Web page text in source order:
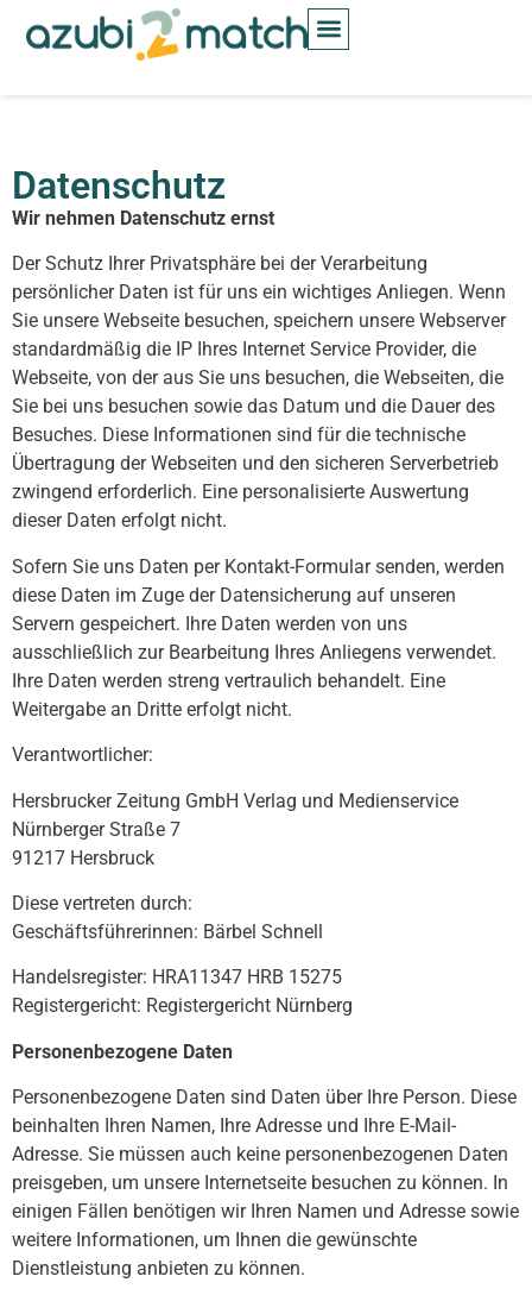
springen
Datenschutz
Wir nehmen Datenschutz ernst
Der Schutz Ihrer Privatsphäre bei der Verarbeitung
persönlicher Daten ist für uns ein wichtiges Anliegen. Wenn
Sie unsere Webseite besuchen, speichern unsere Webserver
standardmäßig die IP Ihres Internet Service Provider, die
Webseite, von der aus Sie uns besuchen, die Webseiten, die
Sie bei uns besuchen sowie das Datum und die Dauer des
Besuches. Diese Informationen sind für die technische
Übertragung der Webseiten und den sicheren Serverbetrieb
zwingend erforderlich. Eine personalisierte Auswertung
dieser Daten erfolgt nicht.
Sofern Sie uns Daten per Kontakt-Formular senden, werden
diese Daten im Zuge der Datensicherung auf unseren
Servern gespeichert. Ihre Daten werden von uns
ausschließlich zur Bearbeitung Ihres Anliegens verwendet.
Ihre Daten werden streng vertraulich behandelt. Eine
Weitergabe an Dritte erfolgt nicht.
Verantwortlicher:
Hersbrucker Zeitung GmbH Verlag und Medienservice
Nürnberger Straße 7
91217 Hersbruck
Diese vertreten durch:
Geschäftsführerinnen: Bärbel Schnell
Handelsregister: HRA11347 HRB 15275
Registergericht: Registergericht Nürnberg
Personenbezogene Daten
Personenbezogene Daten sind Daten über Ihre Person. Diese
beinhalten Ihren Namen, Ihre Adresse und Ihre E-Mail-
Adresse. Sie müssen auch keine personenbezogenen Daten
preisgeben, um unsere Internetseite besuchen zu können. In
einigen Fällen benötigen wir Ihren Namen und Adresse sowie
weitere Informationen, um Ihnen die gewünschte
Dienstleistung anbieten zu können.